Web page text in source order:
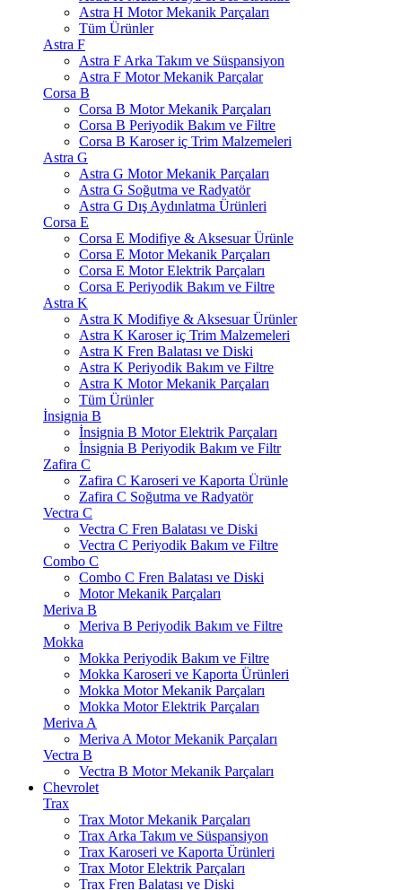
Astra H Motor Mekanik Parçaları
Tüm Ürünler
Astra F
Astra F Arka Takım ve Süspansiyon
Astra F Motor Mekanik Parçalar
Corsa B
Corsa B Motor Mekanik Parçaları
Corsa B Periyodik Bakım ve Filtre
Corsa B Karoser iç Trim Malzemeleri
Astra G
Astra G Motor Mekanik Parçaları
Astra G Soğutma ve Radyatör
Astra G Dış Aydınlatma Ürünleri
Corsa E
Corsa E Modifiye & Aksesuar Ürünle
Corsa E Motor Mekanik Parçaları
Corsa E Motor Elektrik Parçaları
Corsa E Periyodik Bakım ve Filtre
Astra K
Astra K Modifiye & Aksesuar Ürünler
Astra K Karoser iç Trim Malzemeleri
Astra K Fren Balatası ve Diski
Astra K Periyodik Bakım ve Filtre
Astra K Motor Mekanik Parçaları
Tüm Ürünler
İnsignia B
İnsignia B Motor Elektrik Parçaları
İnsignia B Periyodik Bakım ve Filtr
Zafira C
Zafira C Karoseri ve Kaporta Ürünle
Zafira C Soğutma ve Radyatör
Vectra C
Vectra C Fren Balatası ve Diski
Vectra C Periyodik Bakım ve Filtre
Combo C
Combo C Fren Balatası ve Diski
Motor Mekanik Parçaları
Meriva B
Meriva B Periyodik Bakım ve Filtre
Mokka
Mokka Periyodik Bakım ve Filtre
Mokka Karoseri ve Kaporta Ürünleri
Mokka Motor Mekanik Parçaları
Mokka Motor Elektrik Parçaları
Meriva A
Meriva A Motor Mekanik Parçaları
Vectra B
Vectra B Motor Mekanik Parçaları
Chevrolet
Trax
Trax Motor Mekanik Parçaları
Trax Arka Takım ve Süspansiyon
Trax Karoseri ve Kaporta Ürünleri
Trax Motor Elektrik Parçaları
Trax Fren Balatası ve Diski